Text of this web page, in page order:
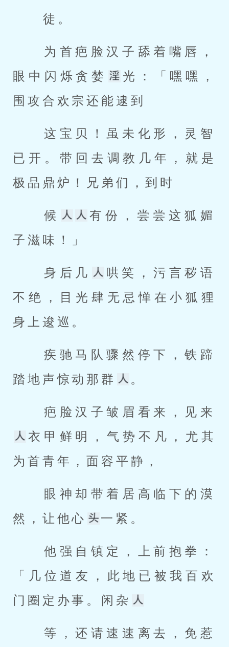
徒。
眼中闪烁贪婪
光：「嘿嘿，
围攻合欢宗还能逮到
已开。带回去调教几年，就是
极品鼎炉！兄弟们，到时
候
有份，尝尝这狐媚
子滋味！」
身后几
哄笑，污言秽语
不绝，目光肆无忌惮在小狐狸
身上逡巡。
踏地声惊动那群
。
疤脸汉子皱眉看来，见来
衣甲鲜明，气势不凡，尤其
为首青年，面容平静，
然，让他心
一紧。
「几位道友，此地已被我百欢
门圈定办事。闲杂